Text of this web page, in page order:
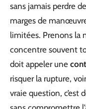
sans jamais perdre
marges de
limitées. Prenons la
concentre souvent
doit appeler une
risquer la rupture,
vraie question, c’est